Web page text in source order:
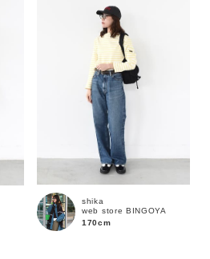
shika
web store BINGOYA
170cm